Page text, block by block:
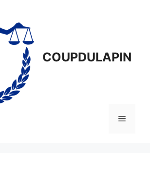
COUPDULAPIN
Menu